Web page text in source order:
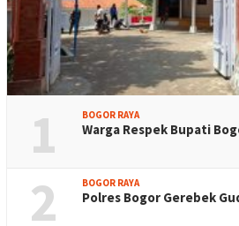
1 BOGOR RAYA
Warga Respek Bupati
2 BOGOR RAYA
Polres Bogor Gerebek